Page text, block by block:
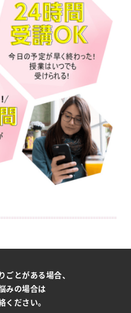
ごとがある場合、
みの場合は
ください。